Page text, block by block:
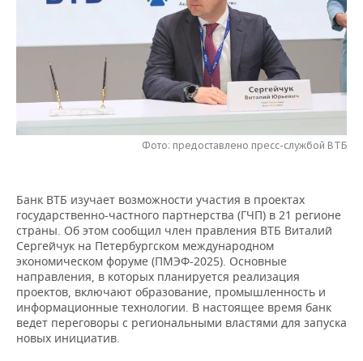
ЭНЕРГЕТИКА
РОЗНИЧНАЯ ТОРГОВЛЯ
УСЛУГИ
НОВОСТИ ТЕХНОЛОГИЙ
МЕДИА
НОВОСТИ МЕРОПРИЯТИЙ
ВЫЕЗДНАЯ РЕДАКЦИЯ
ОТКРЫТАЯ ЛЕКЦИЯ
НОВОСТИ СПОРТА
БАСКЕТБОЛ
ВОЛЕЙБОЛ
КИБЕРСПОРТ
ФИГУРНОЕ КАТАНИЕ
ОБЩЕСТВО
ИНФРАСТРУКТУРА
ИСТОРИЯ
КУЛЬТУРА
МЕДИЦИНА
ФОТОГАЛЕРЕЯ
СПРАВОЧНИК
СПИСОК ПЕРСОН
СПИСОК КОМПАНИЙ
ПОЛНАЯ ВЕРСИЯ
Фото: предоставлено пресс-службой ВТБ
Банк ВТБ изучает возможности участия в проектах
государственно-частного партнерства (ГЧП) в 21 регионе
страны. Об этом сообщил член правления ВТБ Виталий
Сергейчук на Петербургском международном
экономическом форуме (ПМЭФ-2025). Основные
направления, в которых планируется реализация
проектов, включают образование, промышленность и
информационные технологии. В настоящее время банк
ведет переговоры с региональными властями для запуска
новых инициатив.